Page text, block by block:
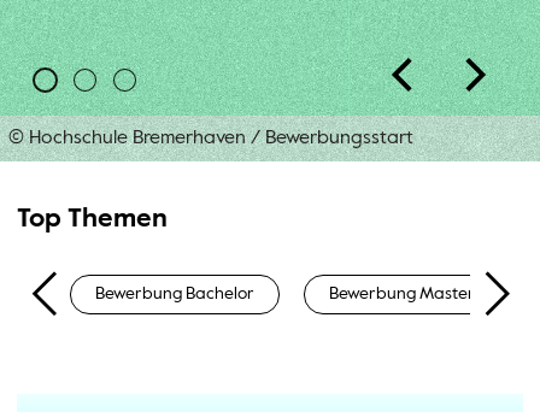
© Hochschule Bremerhaven/Bewerbungsstart
Top Themen
Bewerbung Bachelor Bewerbung Master